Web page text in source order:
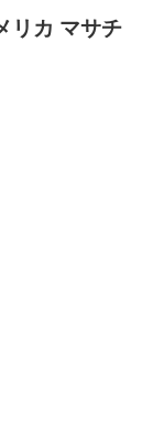
リカ マサチ